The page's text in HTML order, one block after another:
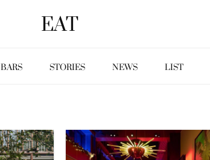
EAT
BARS STORIES NEWS LIST